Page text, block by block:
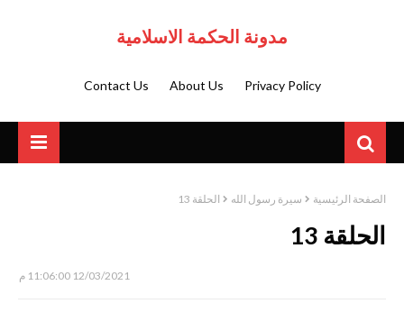
مدونة الحكمة الاسلامية
Privacy Policy
About Us
Contact Us
الصفحة الرئيسية سيرة رسول الله الحلقة 13
الحلقة 13
12/03/2021 11:06:00 م